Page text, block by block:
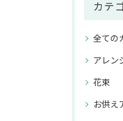
カテ
全ての
アレン
花束
お供え